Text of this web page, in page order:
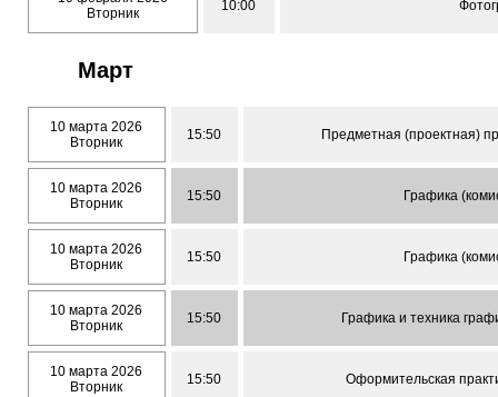
Вторник
10:00
Март
10 марта 2026
Вторник
15:50 Предметная (проектная)
10 марта 2026
Вторник
15:50 Графика
10 марта 2026
Вторник
15:50 Графика
10 марта 2026
Вторник
15:50 Графика и техника
10 марта 2026
Вторник
15:50 Оформительская